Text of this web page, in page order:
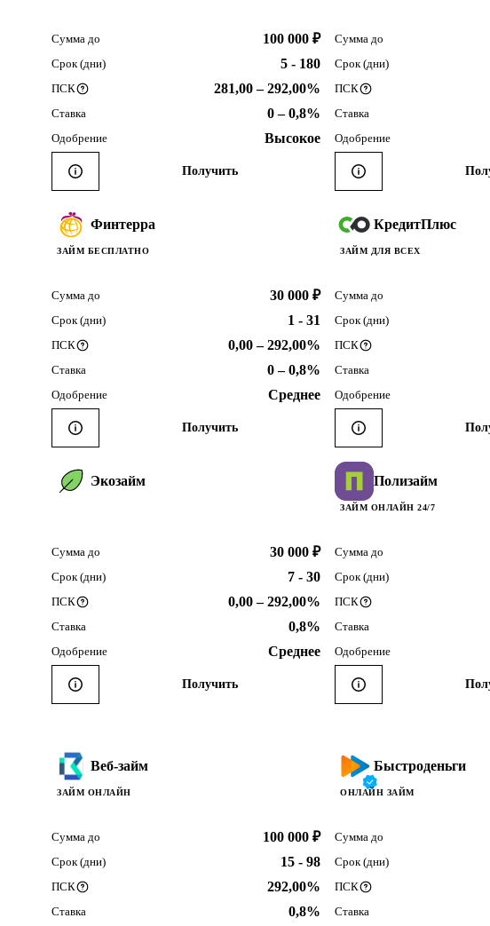
Сумма до 100 000 ₽
Срок (дни) 5 - 180
ПСК 281,00 – 292,00%
Ставка 0 – 0,8%
Одобрение Высокое
Получить
Сумма до
Срок (дни)
ПСК
Ставка
Одобрение
Финтерра
ЗАЙМ БЕСПЛАТНО
Сумма до 30 000 ₽
Срок (дни) 1 - 31
ПСК 0,00 – 292,00%
Ставка 0 – 0,8%
Одобрение Среднее
Получить
КредитПлюс
ЗАЙМ ДЛЯ ВСЕХ
Сумма до
Срок (дни)
ПСК
Ставка
Одобрение
Экозайм
Сумма до 30 000 ₽
Срок (дни) 7 - 30
ПСК 0,00 – 292,00%
Ставка 0,8%
Одобрение Среднее
Получить
Полизайм
ЗАЙМ ОНЛАЙН 24/7
Сумма до
Срок (дни)
ПСК
Ставка
Одобрение
Веб-займ
ЗАЙМ ОНЛАЙН
Сумма до 100 000 ₽
Срок (дни) 15 - 98
ПСК 292,00%
Ставка 0,8%
Быстроденьги
ОНЛАЙН ЗАЙМ
Сумма до
Срок (дни)
ПСК
Ставка